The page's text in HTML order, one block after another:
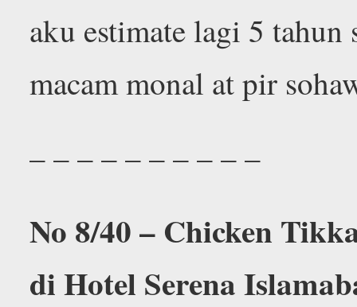
aku estimate lagi 5
macam monal at pir
– – – – – – – – – –
No 8/40 – Chicken
di Hotel Serena